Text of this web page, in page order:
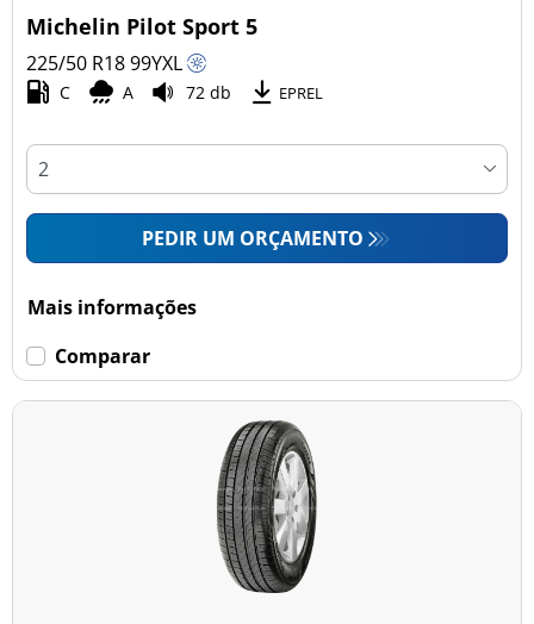
Michelin Pilot Sport 5
225/50 R1899YXL
C A 72 db EPREL
PEDIR UM ORÇAMENTO
Mais informações
Comparar